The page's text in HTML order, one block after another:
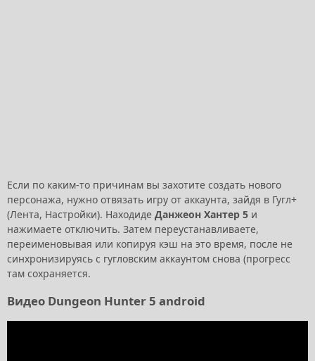
Если по каким-то причинам вы захотите создать нового
персонажа, нужно отвязать игру от аккаунта, зайдя в Гугл+
(Лента, Настройки). Находиде Данжеон Хантер 5 и
нажимаете отключить. Затем переустанавливаете,
переименовывая или копируя кэш на это время, после не
синхронизируясь с гугловским аккаунтом снова (прогресс
там сохраняется.
Видео Dungeon Hunter 5 android